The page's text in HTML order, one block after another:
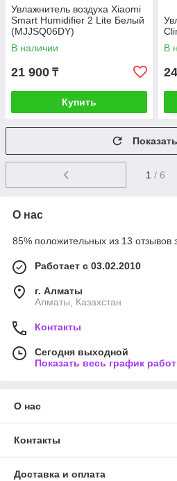
Увлажнитель воздуха Xiaomi
Smart Humidifier 2 Lite Белый
(MJJSQ06DY)
В наличии
21 900 ₸
Купить
В
1 / 6
О нас
85% положительных из 13 отзывов
Работает с 03.02.2010
г. Алматы
Алматы, Казахстан
Контакты
Сегодня выходной
Показать весь график
О нас
Контакты
Доставка и оплата